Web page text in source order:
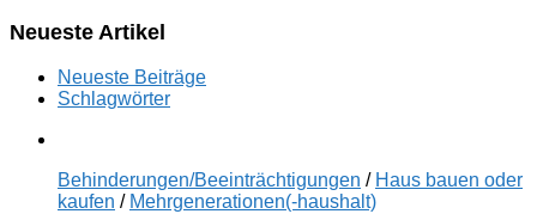
Neueste Artikel
Neueste Beiträge
Schlagwörter
Behinderungen/Beeinträchtigungen / Haus bauen oder
kaufen / Mehrgenerationen(-haushalt)